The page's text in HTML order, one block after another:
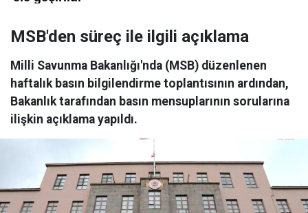
MSB'den süreç ile ilgili açıklama
Milli Savunma Bakanlığı'nda (MSB) düzenlenen
haftalık basın bilgilendirme toplantısının ardından,
Bakanlık tarafından basın mensuplarının sorularına
ilişkin açıklama yapıldı.